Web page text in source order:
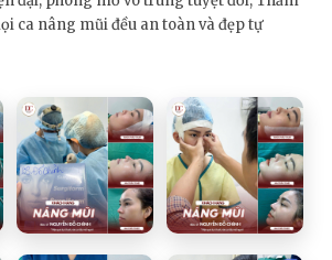
ca nâng mũi đều an toàn và đẹp tự